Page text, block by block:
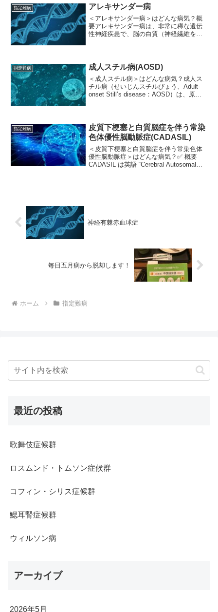
ン遺伝子の異常によって引き起こされま
す。🧬 ベスレ...
指定難病 アレキサンダー病
＜アレキサンダー病＞はどんな病気？概
要アレキサンダー病は、非常に稀な遺伝
性神経疾患で、脳の白質（神経繊維を覆
（leukodystrop...
指定難病 成人スチル病(AOSD)
＜成人スチル病＞はどんな病気？成人ス
チル病（せいじんスチルびょう、Adult-
onset Still’s disease：AOSD）は、原因
指定難病
皮質下梗塞と白質脳症を伴う常染
色体優性脳動脈症(CADASIL)
＜皮質下梗塞と白質脳症を伴う常染色体
優性脳動脈症＞はどんな病気？✅ 概要
CADASIL は英語 “Cerebral Autosomal
神経有棘赤血球症
毎日五月病から脱却します！
ホーム 指定難病
最近の投稿
歌舞伎症候群
ロスムンド・トムソン症候群
コフィン・シリス症候群
鰓耳腎症候群
ウィルソン病
アーカイブ
2026年5月